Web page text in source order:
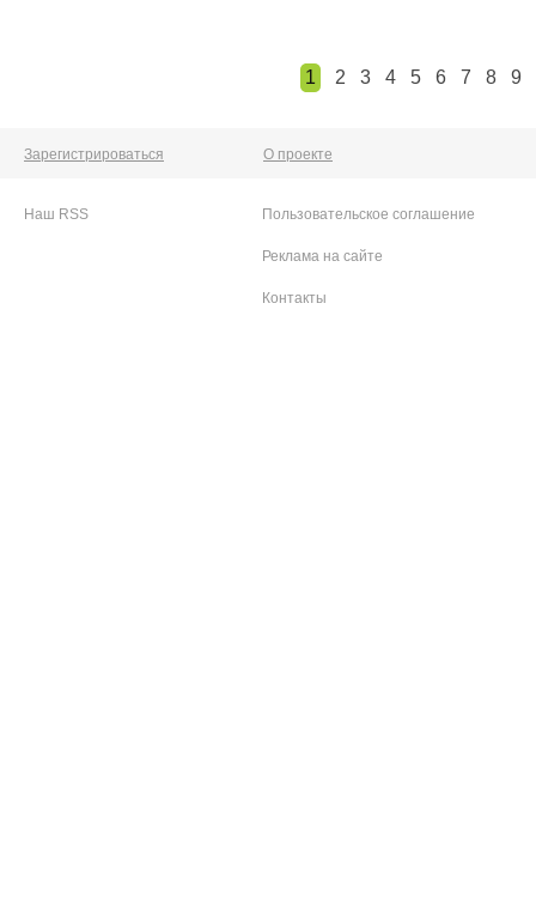
1 2 3 4 5 6 7 8 9
Зарегистрироваться О проекте
Наш RSS Пользовательское соглашение
Реклама на сайте
Контакты